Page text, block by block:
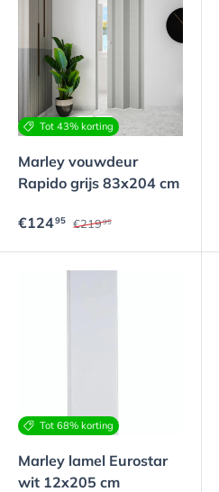
Tot 43% korting
Marley vouwdeur
Rapido grijs 83x204 cm
€12495 €21995
Tot 68% korting
Marley lamel Eurostar
wit 12x205 cm